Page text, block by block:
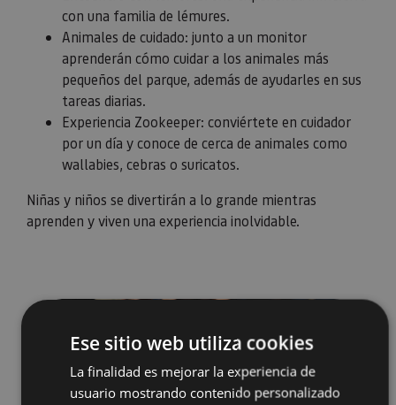
con una familia de lémures.
Animales de cuidado: junto a un monitor
aprenderán cómo cuidar a los animales más
pequeños del parque, además de ayudarles en sus
tareas diarias.
Experiencia Zookeeper: conviértete en cuidador
por un día y conoce de cerca de animales como
wallabies, cebras o suricatos.
Niñas y niños se divertirán a lo grande mientras
aprenden y viven una experiencia inolvidable.
Ese sitio web utiliza cookies
La finalidad es mejorar la experiencia de
usuario mostrando contenido personalizado